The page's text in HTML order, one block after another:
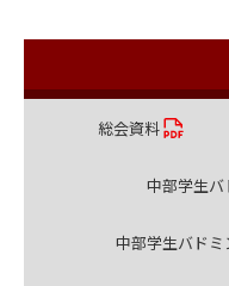
総会資料
中部学生
中部学生バド